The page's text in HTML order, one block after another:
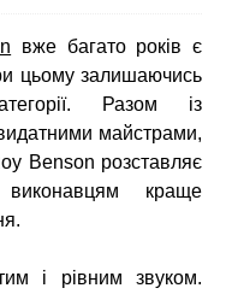
вже багато років є
цьому залишаючись
Разом із
майстрами,
Benson розставляє
краще
і рівним звуком.